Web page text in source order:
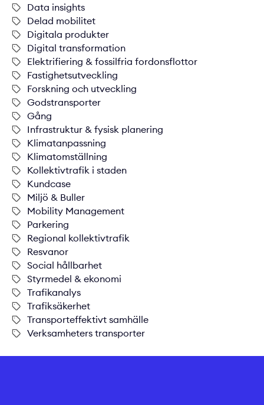
Data insights
Delad mobilitet
Digitala produkter
Digital transformation
Elektrifiering & fossilfria fordonsflottor
Fastighetsutveckling
Forskning och utveckling
Godstransporter
Gång
Infrastruktur & fysisk planering
Klimatanpassning
Klimatomställning
Kollektivtrafik i staden
Kundcase
Miljö & Buller
Mobility Management
Parkering
Regional kollektivtrafik
Resvanor
Social hållbarhet
Styrmedel & ekonomi
Trafikanalys
Trafiksäkerhet
Transporteffektivt samhälle
Verksamheters transporter